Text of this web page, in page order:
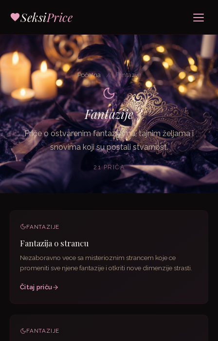
SeksiPrice
Početna / Fantazije
Fantazije
Priče o ostvarenim fantazijama, tajnim željama i
snovima koji su postali stvarnost.
21 PRIČA
FANTAZIJE
Fantazija o strancu
Nezaboravno vece sa misterioznim strancem koje ce
promeniti sve njene fantazije i otkriti nove dimenzije strasti.
Čitaj priču
FANTAZIJE